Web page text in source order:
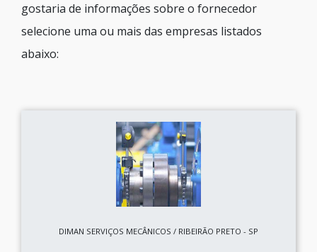
gostaria de informações sobre o fornecedor
selecione uma ou mais das empresas listados
abaixo:
DIMAN SERVIÇOS MECÂNICOS / RIBEIRÃO PRETO - SP